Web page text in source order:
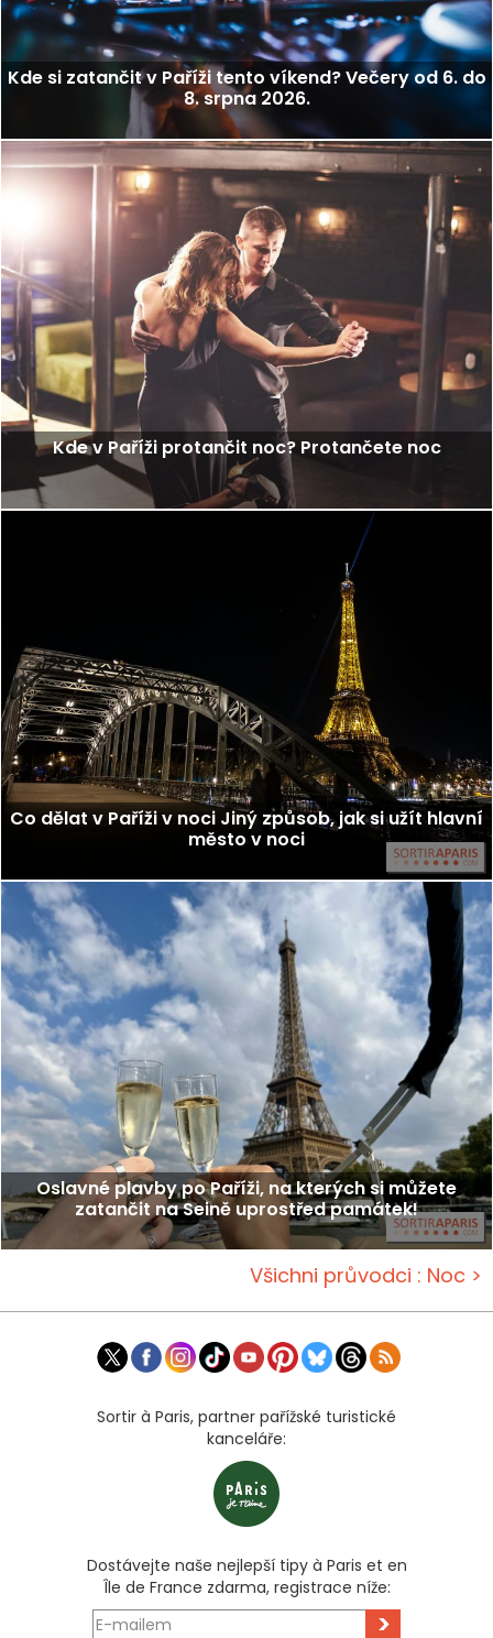
Kde si zatančit v Paříži tento víkend? Večery od 6. do
8. srpna 2026.
Kde v Paříži protančit noc? Protančete noc
Co dělat v Paříži v noci Jiný způsob, jak si užít hlavní
město v noci
Oslavné plavby po Paříži, na kterých si můžete
zatančit na Seině uprostřed památek!
Všichni průvodci : Noc >
Sortir à Paris, partner pařížské turistické
kanceláře:
Dostávejte naše nejlepší tipy à Paris et en
Île de France zdarma, registrace níže:
>